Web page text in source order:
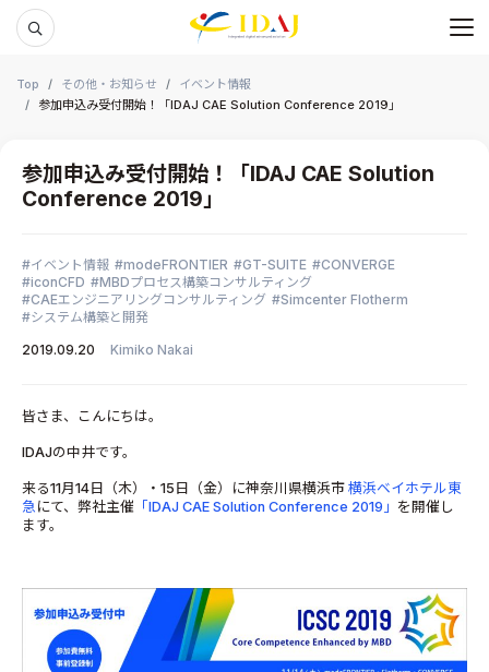
メ
Top その他・お知らせ
イベント情報
参加申込み受付開始！「IDAJ CAE Solution Conference 2019」
参加申込み受付開始！「IDAJ CAE Solution
Conference 2019」
イベント情報 modeFRONTIER GT-SUITE
CONVERGE
iconCFD
MBDプロセス構築コンサルティング
CAEエンジニアリングコンサルティング
Simcenter Flotherm
システム構築と開発
2019.09.20
Kimiko Nakai
皆さま、こんにちは。
IDAJの中井です。
来る11月14日（木）・15日（金）に神奈川県横浜市 横浜ベイホテル東
急 にて、弊社主催 「IDAJ CAE Solution Conference 2019」 を開催し
ます。